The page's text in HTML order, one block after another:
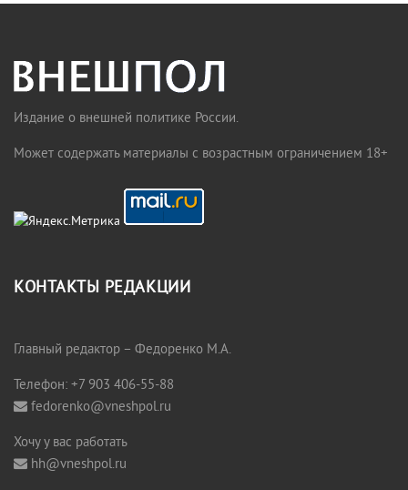
Издание о внешней политике России.
Может содержать материалы с возрастным ограничением 18+
КОНТАКТЫ РЕДАКЦИИ
Главный редактор – Федоренко М.А.
Телефон: +7 903 406-55-88
fedorenko@vneshpol.ru
Хочу у вас работать
hh@vneshpol.ru